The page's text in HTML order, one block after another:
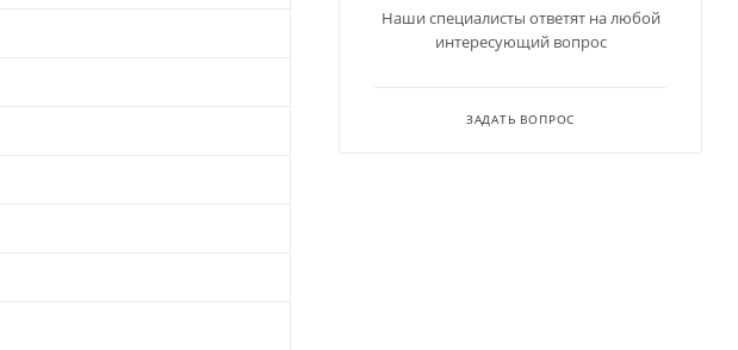
Наши специалисты ответят на любой
интересующий вопрос
ЗАДАТЬ ВОПРОС